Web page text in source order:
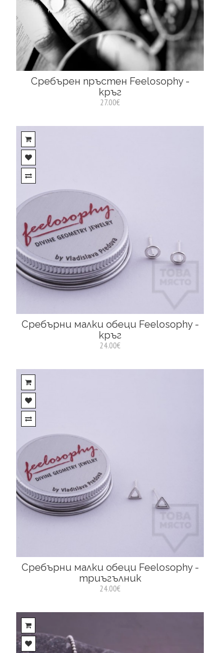
Сребърен пръстен Feelosophy -
кръг
27.00€
Сребърни малки обеци Feelosophy -
кръг
24.00€
Сребърни малки обеци Feelosophy -
триъгълник
24.00€